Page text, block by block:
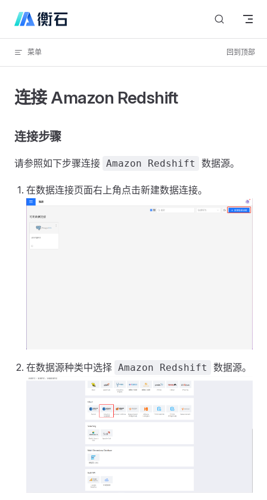
Skip to content
菜单 回到顶部
连接 Amazon Redshift
连接步骤
请参照如下步骤连接 Amazon Redshift 数据源。
在数据连接页面右上角点击新建数据连接。
在数据源种类中选择 Amazon Redshift 数据源。